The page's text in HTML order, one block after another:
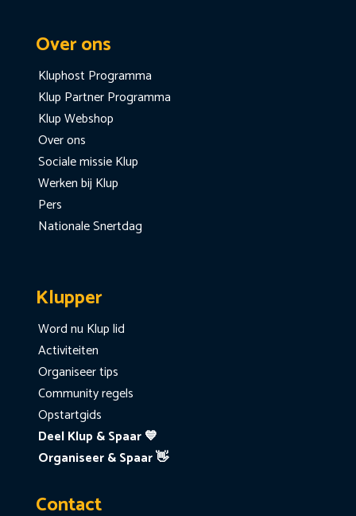
Over ons
Kluphost Programma
Klup Partner Programma
Klup Webshop
Over ons
Sociale missie Klup
Werken bij Klup
Pers
Nationale Snertdag
Klupper
Word nu Klup lid
Activiteiten
Organiseer tips
Community regels
Opstartgids
Deel Klup & Spaar 💙
Organiseer & Spaar 👋
Contact